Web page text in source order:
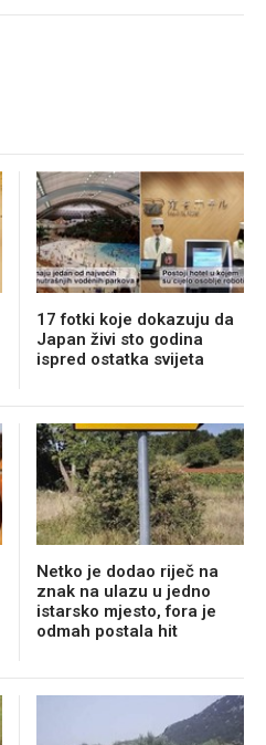
17 fotki koje dokazuju da
Japan živi sto godina
ispred ostatka svijeta
Netko je dodao riječ na
znak na ulazu u jedno
istarsko mjesto, fora je
odmah postala hit